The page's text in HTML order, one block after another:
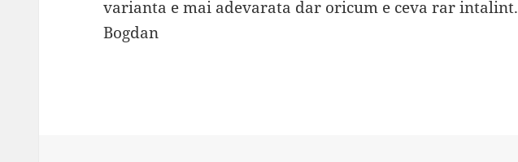
varianta e mai adevarata dar oricum e ceva rar intalint.
Bogdan